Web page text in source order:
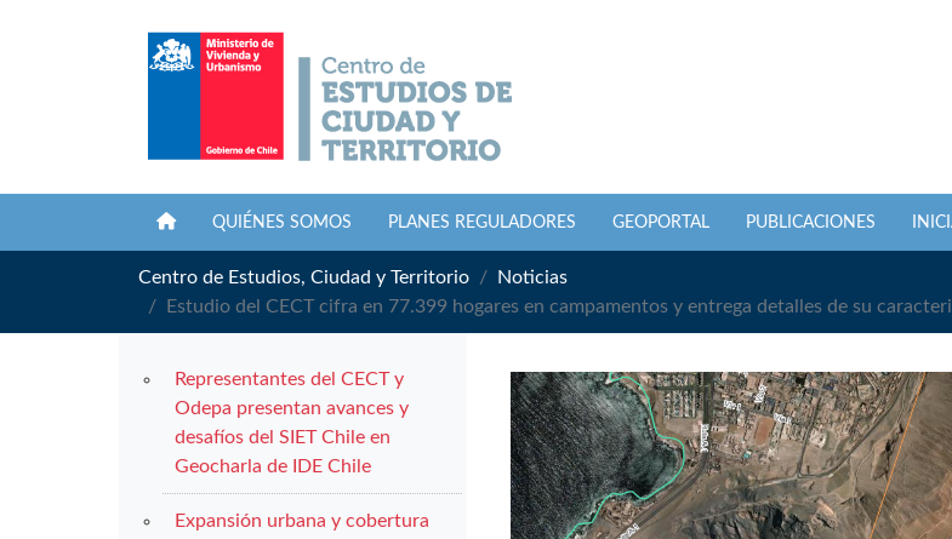
QUIÉNES SOMOS PLANES REGULADORES GEOPORTAL PUBLICACIONES
Centro de Estudios, Ciudad y Territorio
Noticias
Estudio del CECT cifra en 77.399 hogares en campamentos y entrega detalles de su
Representantes del CECT y
Odepa presentan avances y
desafíos del SIET Chile en
Geocharla de IDE Chile
Expansión urbana y cobertura